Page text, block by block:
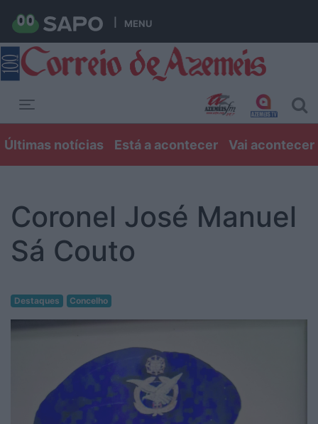
MENU
Últimas notícias Está a acontecer Vai acontecer
Coronel José Manuel
Sá Couto
Destaques Concelho